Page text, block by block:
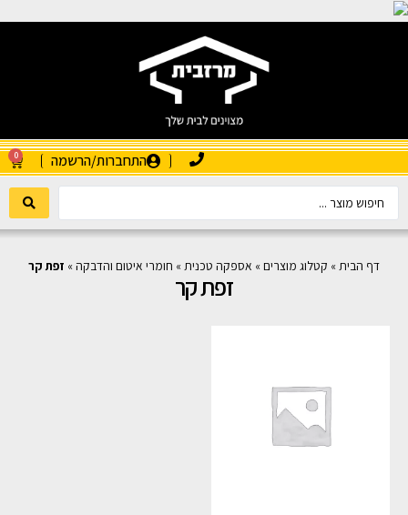
התחברות/הרשמה 0
דף הבית» קטלוג מוצרים» אספקה טכנית» חומרי איטום והדבקה» זפת קר
זפת קר